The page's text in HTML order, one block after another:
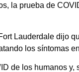
la prueba de
Lauderdale dijo
los síntomas
de los humanos y,